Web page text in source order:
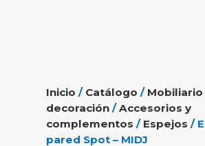
Inicio / Catálogo / Mobiliario
decoración /Accesorios y
complementos / Espejos /
pared Spot – MIDJ